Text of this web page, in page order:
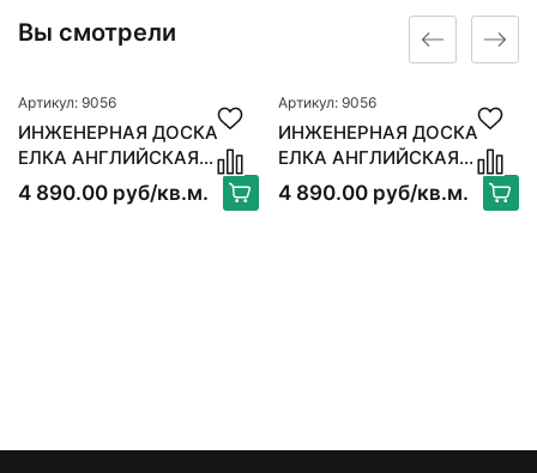
Вы смотрели
Артикул: 9056
ИНЖЕНЕРНАЯ ДОСКА
ЕЛКА АНГЛИЙСКАЯ
ROYAL PARKET ДУБ
НАТУР ЧЕСТЕР
4 890.00 руб/кв.м.
Артикул: 9056
ИНЖЕНЕРНАЯ ДОСКА
ЕЛКА АНГЛИЙСКАЯ
ROYAL PARKET ДУБ
НАТУР ЧЕСТЕР
4 890.00 руб/кв.м.